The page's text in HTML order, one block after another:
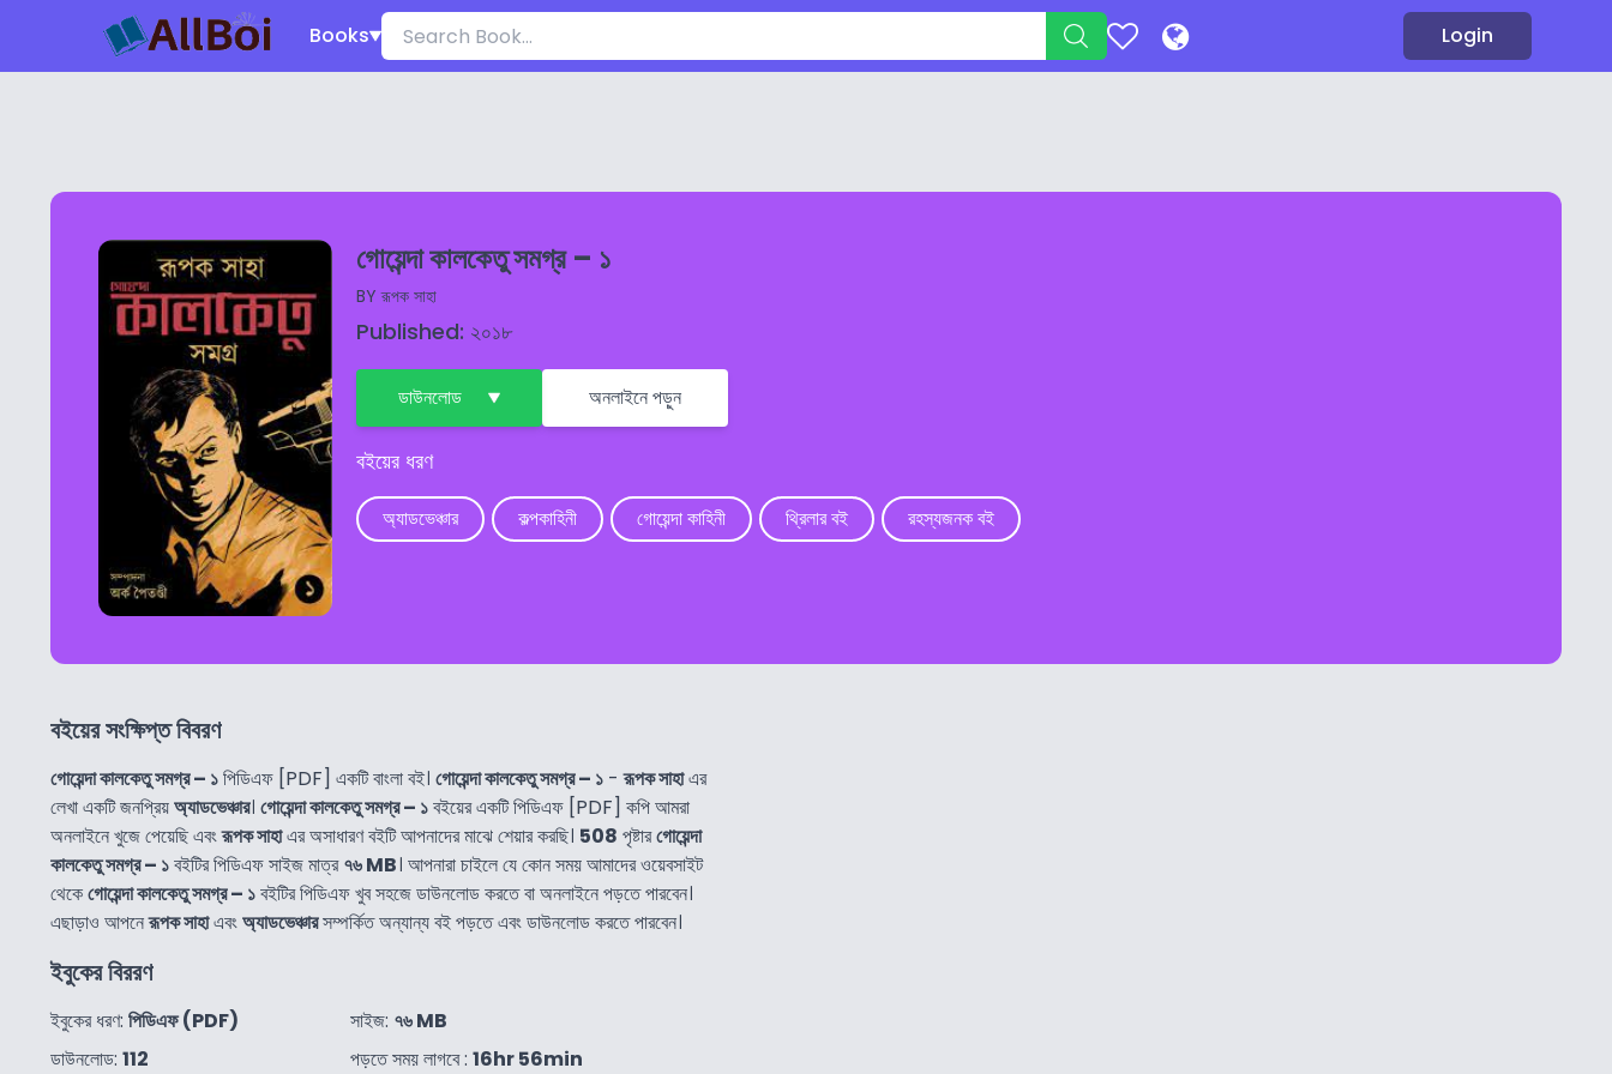
Books Login
গোয়েন্দা কালকেতু সমগ্র – ১
BYরূপক সাহা
Published: ২০১৮
ডাউনলোড অনলাইনে পড়ুন
বইয়ের ধরণ
অ্যাডভেঞ্চার কল্পকাহিনী গোয়েন্দা কাহিনী থ্রিলার বই রহস্যজনক বই
বইয়ের সংক্ষিপ্ত বিবরণ
গোয়েন্দা কালকেতু সমগ্র – ১পিডিএফ [PDF] একটি বাংলা বই। গোয়েন্দা কালকেতু সমগ্র – ১ -রূপক সাহাএর
লেখা একটি জনপ্রিয়অ্যাডভেঞ্চার। গোয়েন্দা কালকেতু সমগ্র – ১বইয়ের একটি পিডিএফ [PDF] কপি আমরা
অনলাইনে খুজে পেয়েছি এবংরূপক সাহাএর অসাধারণ বইটি আপনাদের মাঝে শেয়ার করছি। 508 পৃষ্টারগোয়েন্দা
কালকেতু সমগ্র – ১বইটির পিডিএফ সাইজ মাত্র৭৬ MB। আপনারা চাইলে যে কোন সময় আমাদের ওয়েবসাইট
থেকেগোয়েন্দা কালকেতু সমগ্র – ১বইটির পিডিএফ খুব সহজে ডাউনলোড করতে বা অনলাইনে পড়তে পারবেন।
এছাড়াও আপনেরূপক সাহাএবংঅ্যাডভেঞ্চারসম্পর্কিত অন্যান্য বই পড়তে এবং ডাউনলোড করতে পারবেন।
ইবুকের বিররণ
ইবুকের ধরণ: পিডিএফ (PDF)
ডাউনলোড: 112
সাইজ: ৭৬ MB
পড়তে সময় লাগবে : 16hr 56min